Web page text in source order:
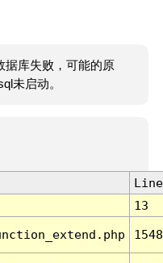
据库失败，可能的原
未启动。
Line
13
1548